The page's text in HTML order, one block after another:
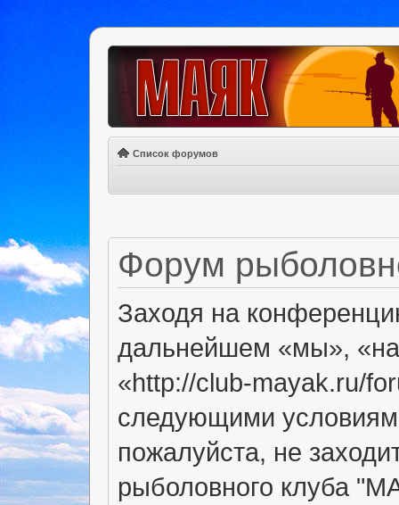
Список форумов
Форум
Заходя на
дальнейшем «мы»,
«http://club-mayak.ru/
следующими
пожалуйста, не
рыболовного клуба